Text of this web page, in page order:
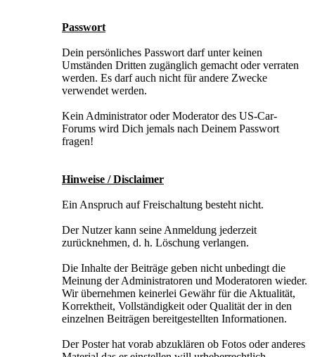
Passwort
Dein persönliches Passwort darf unter keinen
Umständen Dritten zugänglich gemacht oder verraten
werden. Es darf auch nicht für andere Zwecke
verwendet werden.
Kein Administrator oder Moderator des US-Car-
Forums wird Dich jemals nach Deinem Passwort
fragen!
Hinweise / Disclaimer
Ein Anspruch auf Freischaltung besteht nicht.
Der Nutzer kann seine Anmeldung jederzeit
zurücknehmen, d. h. Löschung verlangen.
Die Inhalte der Beiträge geben nicht unbedingt die
Meinung der Administratoren und Moderatoren wieder.
Wir übernehmen keinerlei Gewähr für die Aktualität,
Korrektheit, Vollständigkeit oder Qualität der in den
einzelnen Beiträgen bereitgestellten Informationen.
Der Poster hat vorab abzuklären ob Fotos oder anderes